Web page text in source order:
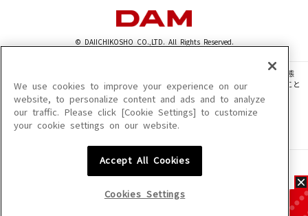
© DAIICHIKOSHO CO.,LTD. All Rights Reserved.
このサイトに掲載されている一切の文章・画像・写真・動画・音声等を、手段や形態
を問わず、著作権法の定める範囲を超えて無断で複製、転載、ファイル化などすること
を禁じます。
楽曲及びコンテンツは、機種によりご利用いただけない場合があります。
楽曲及びコンテンツの配信日、配信内容が変更になる場合があります。
We use cookies to improve your experience on our
website, to personalize content and ads and to analyze
our traffic. Please click [Cookie Settings] to customize
your cookie settings on our website.
Accept All Cookies
Cookies Settings